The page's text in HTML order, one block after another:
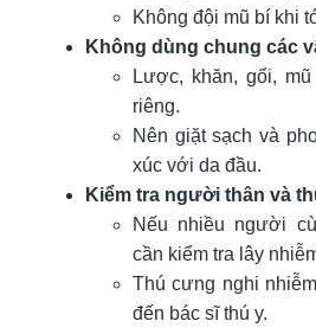
Không đội mũ bí khi
Không dùng chung các
Lược, khăn, gối,
riêng.
Nên giặt sạch và
xúc với da đầu.
Kiểm tra người thân và
Nếu nhiều người
cần kiểm tra lây
Thú cưng nghi
đến bác sĩ thú y.